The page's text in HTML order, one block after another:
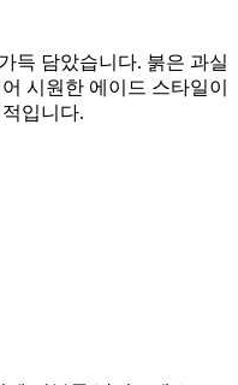
득 담았습니다. 붉은 과실
시원한 에이드 스타일이
입니다.